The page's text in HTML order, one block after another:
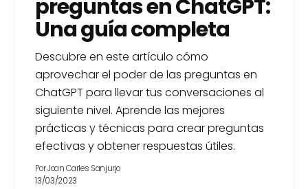
preguntas en ChatGPT:
Una guía completa
Descubre en este artículo cómo
aprovechar el poder de las preguntas en
ChatGPT para llevar tus conversaciones al
siguiente nivel. Aprende las mejores
prácticas y técnicas para crear preguntas
efectivas y obtener respuestas útiles.
PorJoan Carles Sanjurjo
13/03/2023